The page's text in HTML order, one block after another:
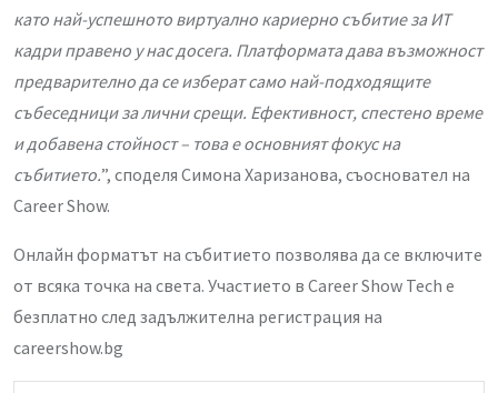
като най-успешното виртуално кариерно събитие за ИТ
кадри правено у нас досега. Платформата дава възможност
предварително да се изберат само най-подходящите
събеседници за лични срещи. Ефективност, спестено време
и добавена стойност – това е основният фокус на
събитието.”, споделя Симона Харизанова, съосновател на
Career Show.
Онлайн форматът на събитието позволява да се включите
от всяка точка на света. Участието в Career Show Tech е
безплатно след задължителна регистрация на
careershow.bg